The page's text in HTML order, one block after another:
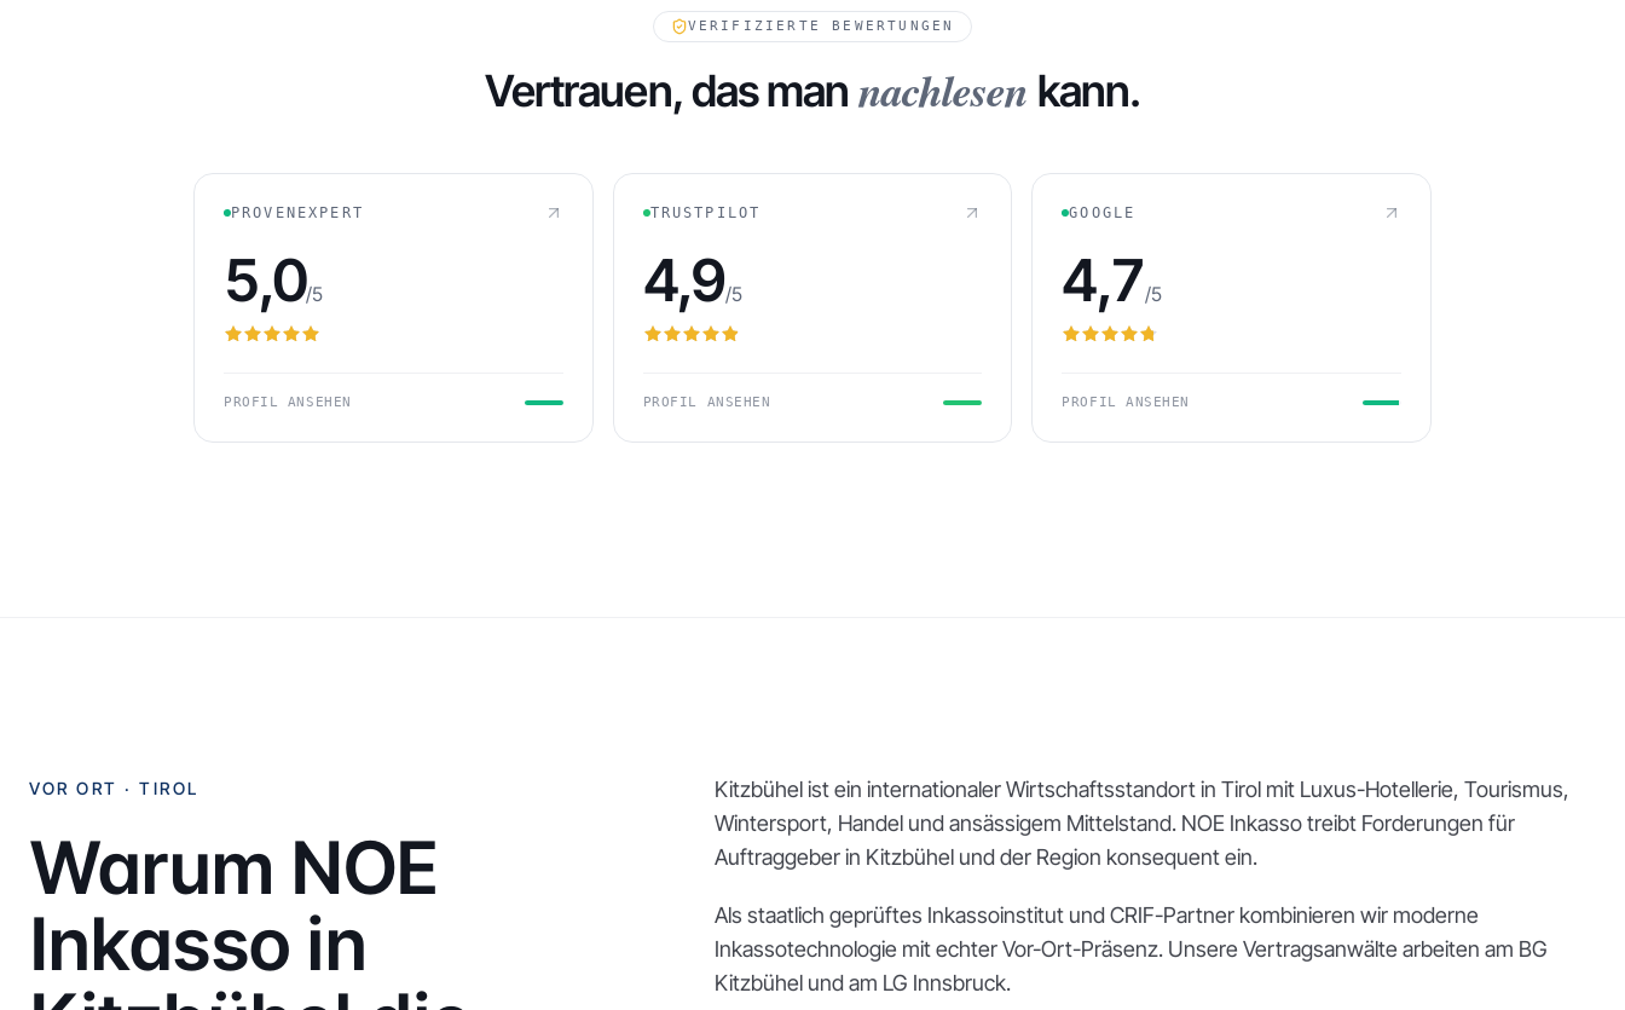
VERIFIZIERTE BEWERTUNGEN
Vertrauen, das man nachlesen kann.
PROVENEXPERT
5,0/5
PROFIL ANSEHEN
TRUSTPILOT
4,9/5
PROFIL ANSEHEN
GOOGLE
4,7/5
PROFIL ANSEHEN
VOR ORT ·TIROL
Warum NOE
Inkasso in
Kitzbühel ist ein internationaler Wirtschaftsstandort in Tirol mit Luxus-Hotellerie, Tourismus,
Wintersport, Handel und ansässigem Mittelstand. NOE Inkasso treibt Forderungen für
Auftraggeber in Kitzbühel und der Region konsequent ein.
Als staatlich geprüftes Inkassoinstitut und CRIF-Partner kombinieren wir moderne
Inkassotechnologie mit echter Vor-Ort-Präsenz. Unsere Vertragsanwälte arbeiten am BG
Kitzbühel und am LG Innsbruck.